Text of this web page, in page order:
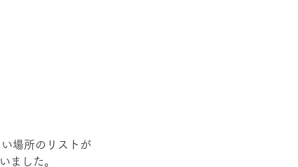
場所のリストが
ました。